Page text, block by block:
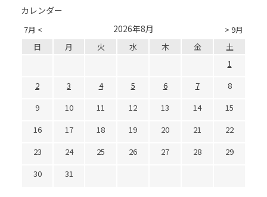
カレンダー
7月 < > 9月
2026年8月
日 月 火 水 木 金
土
1
2
3 4 5 6 7
8
9
10 11 12 13 14
15
16
17 18 19 20 21
22
23
24 25 26 27 28
29
30
31